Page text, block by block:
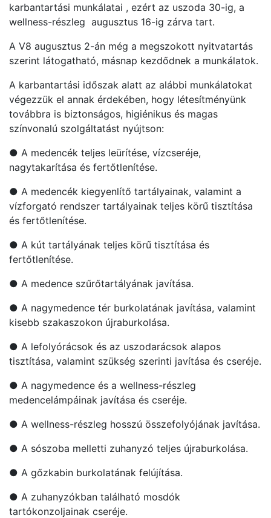
karbantartási munkálatai , ezért az uszoda 30-ig, a
wellness-részleg augusztus 16-ig zárva tart.
A V8 augusztus 2-án még a megszokott nyitvatartás
szerint látogatható, másnap kezdődnek a munkálatok.
A karbantartási időszak alatt az alábbi munkálatokat
végezzük el annak érdekében, hogy létesítményünk
továbbra is biztonságos, higiénikus és magas
színvonalú szolgáltatást nyújtson:
● A medencék teljes leürítése, vízcseréje,
nagytakarítása és fertőtlenítése.
● A medencék kiegyenlítő tartályainak, valamint a
vízforgató rendszer tartályainak teljes körű tisztítása
és fertőtlenítése.
● A kút tartályának teljes körű tisztítása és
fertőtlenítése.
● A medence szűrőtartályának javítása.
● A nagymedence tér burkolatának javítása, valamint
kisebb szakaszokon újraburkolása.
● A lefolyórácsok és az uszodarácsok alapos
tisztítása, valamint szükség szerinti javítása és cseréje.
● A nagymedence és a wellness-részleg
medencelámpáinak javítása és cseréje.
● A wellness-részleg hosszú összefolyójának javítása.
● A sószoba melletti zuhanyzó teljes újraburkolása.
● A gőzkabin burkolatának felújítása.
● A zuhanyzókban található mosdók
tartókonzoljainak cseréje.